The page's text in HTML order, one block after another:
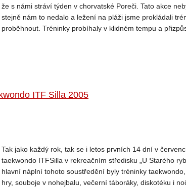
že s námi stráví týden v chorvatské Poreči. Tato akce
stejně nám to nedalo a ležení na pláži jsme prokládali
proběhnout. Tréninky probíhaly v klidném tempu a
ITF Silla 2005
Tak jako každý rok, tak se i letos prvních 14 dní v
taekwondo ITFSilla v rekreačním středisku „U Starého
hlavní náplní tohoto soustředění byly tréninky
hry, souboje v nohejbalu, večerní táboráky, diskotéku i